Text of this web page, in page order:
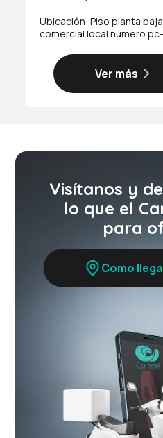
Ubicación: Piso planta
comercial local número pc-
Ver más
Visítanos y
lo que el
para
Como